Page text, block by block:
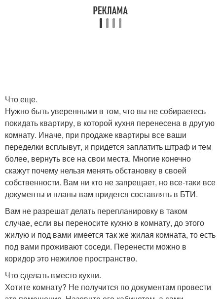
Что еще.
Нужно быть уверенными в том, что вы не собираетесь
покидать квартиру, в которой кухня перенесена в другую
комнату. Иначе, при продаже квартиры все ваши
переделки всплывут, и придется заплатить штраф и тем
более, вернуть все на свои места. Многие конечно
скажут почему нельзя менять обстановку в своей
собственности. Вам ни кто не запрещает, но все-таки все
документы и планы вам придется составлять в БТИ.
Вам не разрешат делать перепланировку в таком
случае, если вы переносите кухню в комнату, до этого
жилую и под вами имеется так же жилая комната, то есть
под вами проживают соседи. Перенести можно в
коридор это нежилое пространство.
Что сделать вместо кухни.
Хотите комнату? Не получится по документам провести